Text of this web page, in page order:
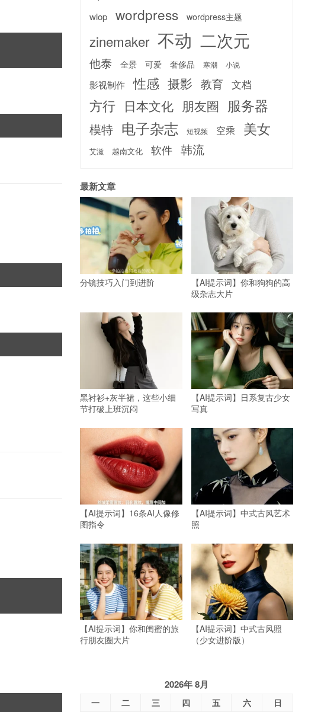
wlop wordpress wordpress主题
zinemaker 不动 二次元
他泰 全景 可爱 奢侈品 寒潮 小说
影视制作 性感 摄影 教育 文档
方行 日本文化 朋友圈 服务器
模特 电子杂志 短视频 空乘 美女
艾滋 越南文化 软件 韩流
最新文章
分镜技巧入门到进阶
【AI提示词】你和狗狗的高
级杂志大片
黑衬衫+灰半裙，这些小细
节打破上班沉闷
【AI提示词】日系复古少女
写真
【AI提示词】16条AI人像修
图指令
【AI提示词】中式古风艺术
照
【AI提示词】你和闺蜜的旅
行朋友圈大片
【AI提示词】中式古风照
（少女进阶版）
2026年 8月
一 二 三 四 五 六
日